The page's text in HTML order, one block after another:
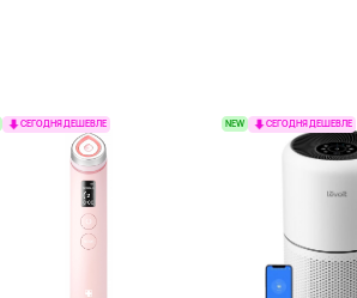
СЕГОДНЯ ДЕШЕВЛЕ NEW СЕГОДНЯ ДЕШЕВЛЕ